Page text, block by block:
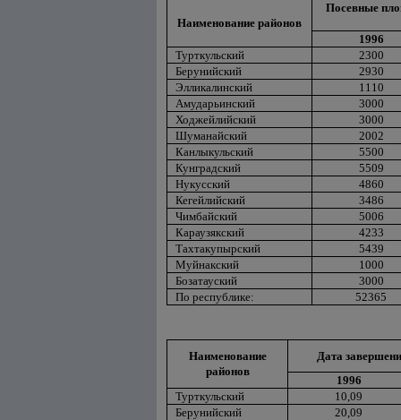
Наименование районов
Посевные
1996
Турткульский
2300
Берунийский
2930
Элликалинский
1110
Амударьинский
3000
Ходжейлийский
3000
Шуманайский
2002
Канлыкульский
5500
Кунградский
5509
Нукусский
4860
Кегейлийский
3486
Чимбайский
5006
Караузякский
4233
Тахтакупырский
5439
Муйнакский
1000
Бозатауский
3000
По республике:
52365
Наименование
районов
Дата
1996
Турткульский
10,09
Берунийский
20,09